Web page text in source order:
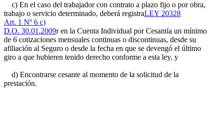
c) En el caso del trabajador con contrato a plazo fijo o por obra,
trabajo o servicio determinado, deberá registraLEY 20328
Art. 1 Nº 6 c)
D.O. 30.01.2009r en la Cuenta Individual por Cesantía un mínimo
de 6 cotizaciones mensuales continuas o discontinuas, desde su
afiliación al Seguro o desde la fecha en que se devengó el último
giro a que hubieren tenido derecho conforme a esta ley, y
d) Encontrarse cesante al momento de la solicitud de la
prestación.